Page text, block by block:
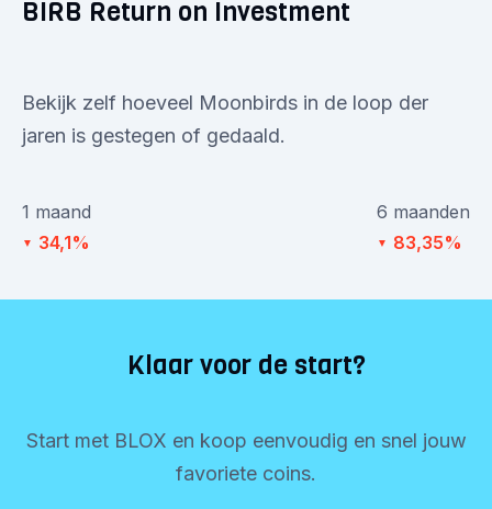
BIRB Return on Investment
Bekijk zelf hoeveel Moonbirds in de loop der
jaren is gestegen of gedaald.
1 maand
▼ 34,1%
6 maanden
▼ 83,35%
Klaar voor de start?
Start met BLOX en koop eenvoudig en snel jouw
favoriete coins.